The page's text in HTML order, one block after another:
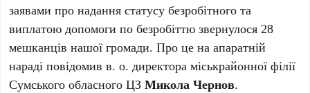
заявами про надання статусу безробітного та
виплатою допомоги по безробіттю звернулося 28
мешканців нашої громади. Про це на апаратній
нараді повідомив в. о. директора міськрайонної філії
Сумського обласного ЦЗМикола Чернов.